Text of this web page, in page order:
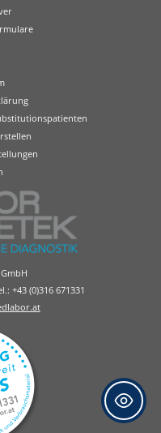
+43 (0)316 671331